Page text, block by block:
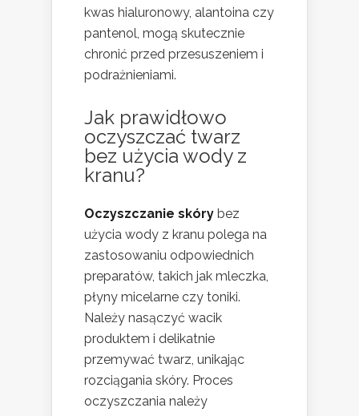
kwas hialuronowy, alantoina czy
pantenol, mogą skutecznie
chronić przed przesuszeniem i
podrażnieniami.
Jak prawidłowo
oczyszczać twarz
bez użycia wody z
kranu?
Oczyszczanie skóry bez
użycia wody z kranu polega na
zastosowaniu odpowiednich
preparatów, takich jak mleczka,
płyny micelarne czy toniki.
Należy nasączyć wacik
produktem i delikatnie
przemywać twarz, unikając
rozciągania skóry. Proces
oczyszczania należy